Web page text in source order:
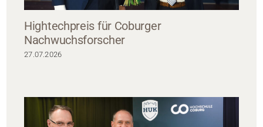
Hightechpreis für Coburger
Nachwuchsforscher
27.07.2026